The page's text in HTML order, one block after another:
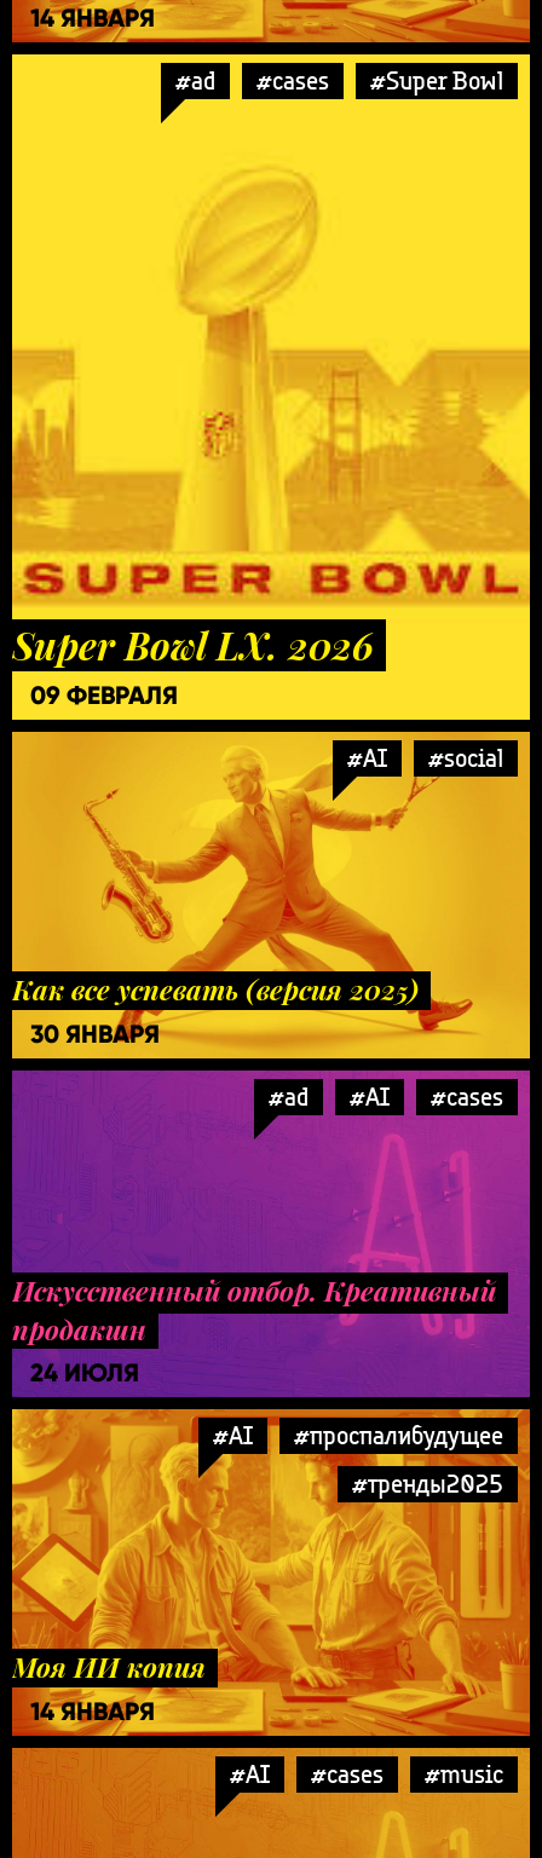
14 ЯНВАРЯ
#ad #cases #Super Bowl
Super Bowl LX. 2026
09 ФЕВРАЛЯ
#AI #social
Как все успевать (версия 2025)
30 ЯНВАРЯ
#ad #AI #cases
Искусственный отбор. Креативный
продакшн
24 ИЮЛЯ
#AI
#проспалибудущее
#тренды2025
Моя ИИ копия
14 ЯНВАРЯ
#AI #cases #music